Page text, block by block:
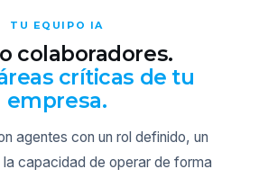
TU EQUIPO IA
colaboradores.
críticas de tu
empresa.
agentes con un rol definido, un
capacidad de operar de forma